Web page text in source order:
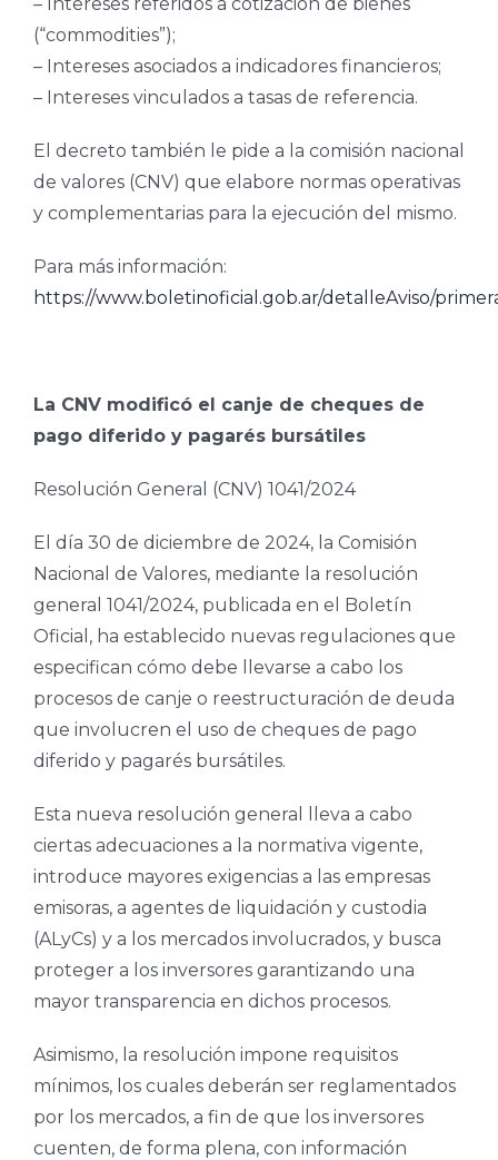
(“commodities”);
– Intereses asociados a indicadores financieros;
– Intereses vinculados a tasas de referencia.
El decreto también le pide a la comisión nacional
de valores (CNV) que elabore normas operativas
y complementarias para la ejecución del mismo.
Para más información:
https://www.boletinoficial.gob.ar/detalleAviso/
La CNV modificó el canje de cheques de
pago diferido y pagarés bursátiles
Resolución General (CNV) 1041/2024
El día 30 de diciembre de 2024, la Comisión
Nacional de Valores, mediante la resolución
general 1041/2024, publicada en el Boletín
Oficial, ha establecido nuevas regulaciones que
especifican cómo debe llevarse a cabo los
procesos de canje o reestructuración de deuda
que involucren el uso de cheques de pago
diferido y pagarés bursátiles.
Esta nueva resolución general lleva a cabo
ciertas adecuaciones a la normativa vigente,
introduce mayores exigencias a las empresas
emisoras, a agentes de liquidación y custodia
(ALyCs) y a los mercados involucrados, y busca
proteger a los inversores garantizando una
mayor transparencia en dichos procesos.
Asimismo, la resolución impone requisitos
mínimos, los cuales deberán ser reglamentados
por los mercados, a fin de que los inversores
cuenten, de forma plena, con información